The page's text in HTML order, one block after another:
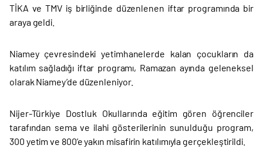
TİKA ve TMV iş birliğinde düzenlenen iftar programında bir
araya geldi.
Niamey çevresindeki yetimhanelerde kalan çocukların da
katılım sağladığı iftar programı, Ramazan ayında geleneksel
olarak Niamey’de düzenleniyor.
Nijer-Türkiye Dostluk Okullarında eğitim gören öğrenciler
tarafından sema ve ilahi gösterilerinin sunulduğu program,
300 yetim ve 800’e yakın misafirin katılımıyla gerçekleştirildi.